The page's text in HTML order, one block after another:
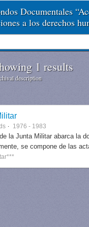
Documentales
a los derechos
1 results
description
1976 - 1983
la Junta Militar abarca la
se compone de las